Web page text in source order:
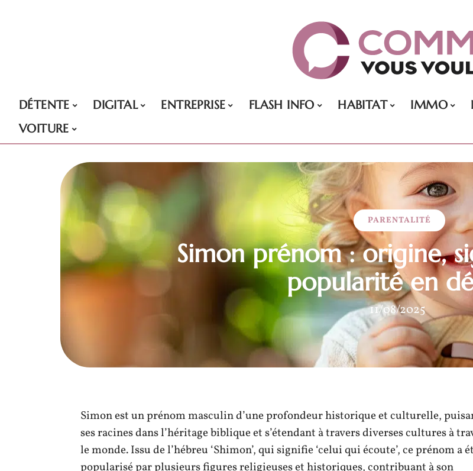
DÉTENTE DIGITAL ENTREPRISE FLASH INFO HABITAT IMMO
VOITURE
PARENTALITÉ
Simon prénom : origine,
popularité en
11/08/2025
Simon est un prénom masculin d’une profondeur historique et culturelle,
ses racines dans l’héritage biblique et s’étendant à travers diverses cultures à
le monde. Issu de l’hébreu ‘Shimon’, qui signifie ‘celui qui écoute’, ce prénom a
popularisé par plusieurs figures religieuses et historiques, contribuant à son